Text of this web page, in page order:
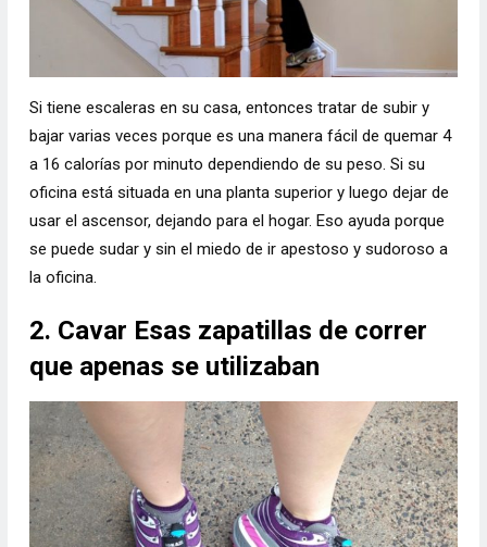
Si tiene escaleras en su casa, entonces tratar de subir y
bajar varias veces porque es una manera fácil de quemar 4
a 16 calorías por minuto dependiendo de su peso. Si su
oficina está situada en una planta superior y luego dejar de
usar el ascensor, dejando para el hogar. Eso ayuda porque
se puede sudar y sin el miedo de ir apestoso y sudoroso a
la oficina.
2. Cavar Esas zapatillas de correr
que apenas se utilizaban